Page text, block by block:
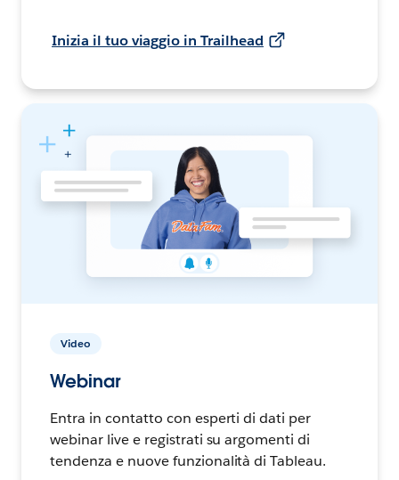
Inizia il tuo viaggio in Trailhead
Video
Webinar
Entra in contatto con esperti di dati per
webinar live e registrati su argomenti di
tendenza e nuove funzionalità di Tableau.